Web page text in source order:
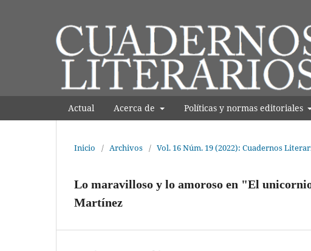
Actual Acerca de Polí­ticas y normas editoriales
Inicio / Archivos / Vol. 16 Núm. 19 (2022): Cuadernos
Lo maravilloso y lo amoroso en "El
Martínez